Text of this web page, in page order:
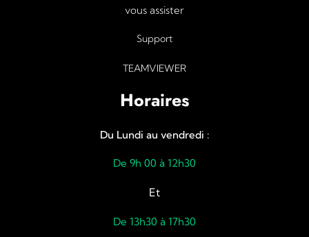
vous assister
Support
TEAMVIEWER
Horaires
Du Lundi au vendredi :
De 9h 00 à 12h30
Et
De 13h30 à 17h30